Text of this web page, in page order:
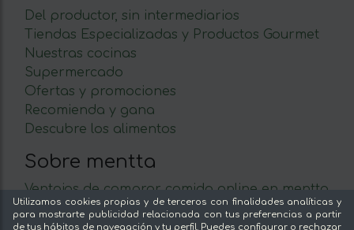
Del productor, sin intermediarios
Tiendas Especializadas y Productos Gourmet
Nuestras cocinas
Supermercado
Ofertas y promociones
Recomienda y gana
Descubre los alimentos
Sobre mentta
Ventajas de comprar comida online en mentta
Conoce mentta
Blog de mentta
Utilizamos cookies propias y de terceros con finalidades analíticas y
para mostrarte publicidad relacionada con tus preferencias a partir
de tus hábitos de navegación y tu perfil. Puedes configurar o rechazar